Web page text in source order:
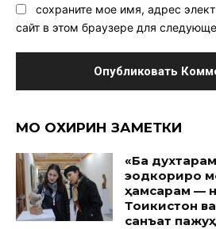
сохраните мое имя, адрес
сайт в этом браузере для
МО ОХИРИН ЗАМЕТКИ
«Ба духтарам
эҷодкориро
ҳамсарам —
Тоҷикистон
санъат